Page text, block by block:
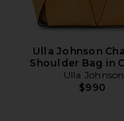
Ulla Johnson
Shoulder Bag in
Ulla Johnson
$990